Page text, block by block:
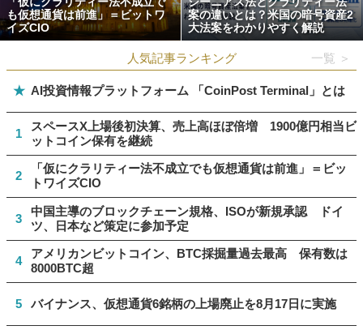
も仮想通貨は前進」＝ビットワ
イズCIO
案の違いとは？米国の暗号資産2
大法案をわかりやすく解説
人気記事ランキング 一覧 ＞
★ AI投資情報プラットフォーム 「CoinPost Terminal」とは
1
スペースX上場後初決算、売上高ほぼ倍増 1900億円相当ビ
ットコイン保有を継続
2
「仮にクラリティー法不成立でも仮想通貨は前進」＝ビッ
トワイズCIO
3
中国主導のブロックチェーン規格、ISOが新規承認 ドイ
ツ、日本など策定に参加予定
4
アメリカンビットコイン、BTC採掘量過去最高 保有数は
8000BTC超
5 バイナンス、仮想通貨6銘柄の上場廃止を8月17日に実施